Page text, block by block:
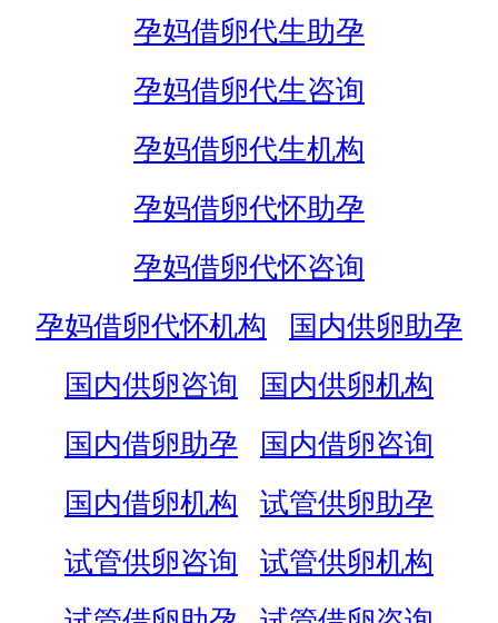
孕妈借卵代生助孕
孕妈借卵代生咨询
孕妈借卵代生机构
孕妈借卵代怀助孕
孕妈借卵代怀咨询
孕妈借卵代怀机构
国内供卵助孕
国内供卵咨询
国内供卵机构
国内借卵助孕
国内借卵咨询
国内借卵机构
试管供卵助孕
试管供卵咨询
试管供卵机构